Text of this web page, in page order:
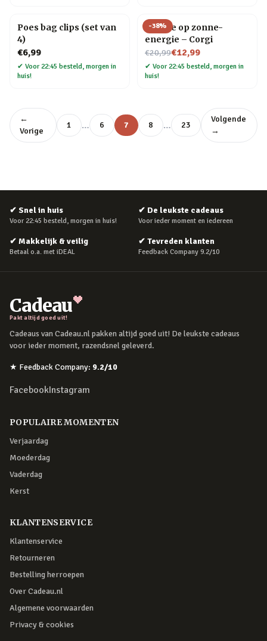
Poes bag clips (set van
4)
€6,99
✔ Voor 22:45 besteld, morgen in
huis!
-38%
Hondje op zonne-
energie – Corgi
€20,99
Nu voor€12,99
✔ Voor 22:45 besteld, morgen in
huis!
←
Vorige
1 … 6 7 8 … 23
Volgende
→
✔ Snel in huis
Voor 22:45 besteld, morgen in huis!
✔ De leukste cadeaus
Voor ieder moment en iedereen
✔ Makkelijk & veilig
Betaal o.a. met iDEAL
✔ Tevreden klanten
Feedback Company 9.2/10
Cadeau
Pakt altijd goed uit!
Cadeaus van Cadeau.nl pakken altijd goed uit! De leukste cadeaus
voor ieder moment, razendsnel geleverd.
★ Feedback Company: 9.2/10
FacebookInstagram
POPULAIRE MOMENTEN
Verjaardag
Moederdag
Vaderdag
Kerst
KLANTENSERVICE
Klantenservice
Retourneren
Bestelling herroepen
Over Cadeau.nl
Algemene voorwaarden
Privacy & cookies